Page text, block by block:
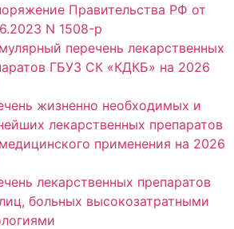
Правительства РФ от
N 1508-р
перечень лекарственных
ГБУЗ СК «КДКБ» на 2026
жизненно необходимых и
лекарственных препаратов
применения на 2026
лекарственных препаратов
больных высокозатратными